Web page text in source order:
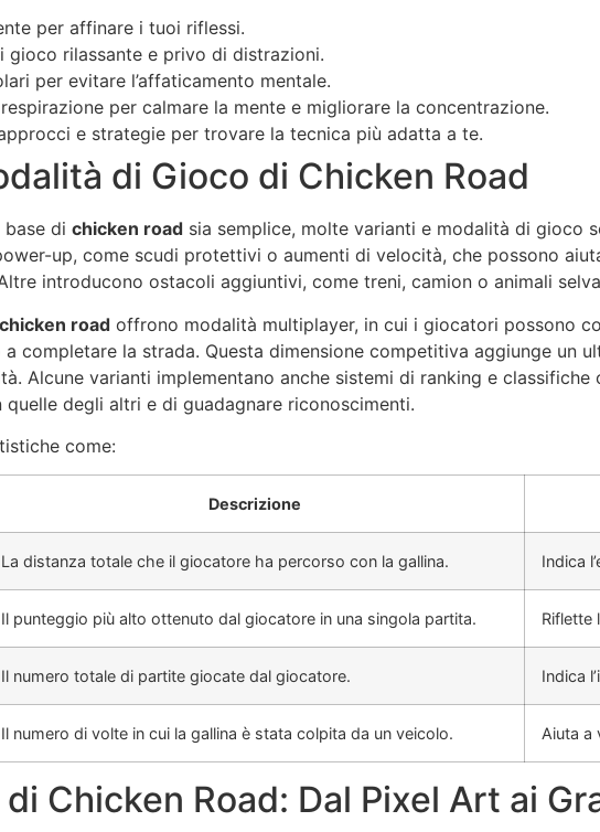
per affinare i tuoi riflessi.
gioco rilassante e privo di distrazioni.
per evitare l’affaticamento mentale.
per calmare la mente e migliorare la concentrazione.
e strategie per trovare la tecnica più adatta a te.
di Gioco di Chicken Road
base di chicken road sia semplice, molte varianti e modalità di gioco
up, come scudi protettivi o aumenti di velocità, che possono
introducono ostacoli aggiuntivi, come treni, camion o animali
chicken road offrono modalità multiplayer, in cui i giocatori possono
completare la strada. Questa dimensione competitiva aggiunge un
Alcune varianti implementano anche sistemi di ranking e
degli altri e di guadagnare riconoscimenti.
come:
Descrizione
La distanza totale che il giocatore ha percorso con la gallina. Indica
Il punteggio più alto ottenuto dal giocatore in una singola partita. Riflette
Il numero totale di partite giocate dal giocatore. Indica
Il numero di volte in cui la gallina è stata colpita da un veicolo. Aiuta a
di Chicken Road: Dal Pixel Art ai